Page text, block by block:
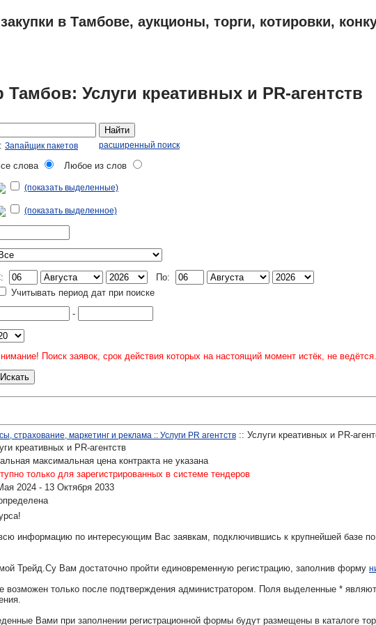
в Тамбове, аукционы, торги, котировки,
Тамбов: Услуги креативных и PR-агентств
Найти
Запайщик пакетов расширенный поиск
слова
Любое из слов
(показать выделенные)
(показать выделенное)
По:
Учитывать период дат при поиске
-
Поиск заявок, срок действия которых на настоящий момент истёк, не ведётся.
страхование, маркетинг и реклама :: Услуги PR агентств :: Услуги креативных и PR-
креативных и PR-агентств
максимальная цена контракта не указана
только для зарегистрированных в системе тендеров
2024 - 13 Октября 2033
информацию по интересующим Вас заявкам, подключившись к крупнейшей базе
Трейд.Су Вам достаточно пройти единовременную регистрацию, заполнив форму
возможен только после подтверждения администратором. Поля выделенные *
Вами при заполнении регистрационной формы будут размещены в каталоге